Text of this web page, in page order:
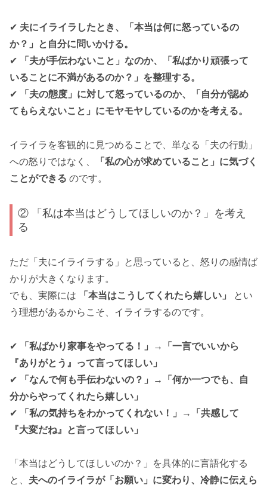
✔ 夫にイライラしたとき、「本当は何に怒っているの
か？」と自分に問いかける。
✔
「夫が手伝わないこと」なのか、「私ばかり頑張って
いることに不満があるのか？」を整理する。
✔
「夫の態度」に対して怒っているのか、「自分が認め
てもらえないこと」にモヤモヤしているのかを考える。
イライラを客観的に見つめることで、単なる「夫の行動」
への怒りではなく、
「私の心が求めていること」に気づく
ことができる のです。
② 「私は本当はどうしてほしいのか？」を考え
る
ただ「夫にイライラする」と思っていると、怒りの感情ば
かりが大きくなります。
でも、実際には
「本当はこうしてくれたら嬉しい」
とい
う理想があるからこそ、イライラするのです。
✔
「私ばかり家事をやってる！」→「一言でいいから
『ありがとう』って言ってほしい」
✔
「なんで何も手伝わないの？」→「何か一つでも、自
分からやってくれたら嬉しい」
✔
「私の気持ちをわかってくれない！」→「共感して
『大変だね』と言ってほしい」
「本当はどうしてほしいのか？」を具体的に言語化する
と、 夫へのイライラが「お願い」に変わり、冷静に伝えら